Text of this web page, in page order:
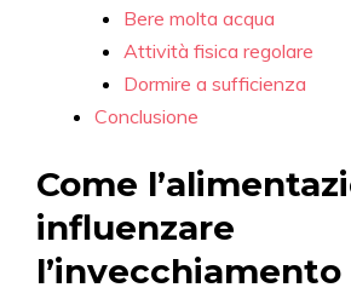
Bere molta acqua
Attività fisica regolare
Dormire a sufficienza
Conclusione
Come
influenzare
l’invecchiamento